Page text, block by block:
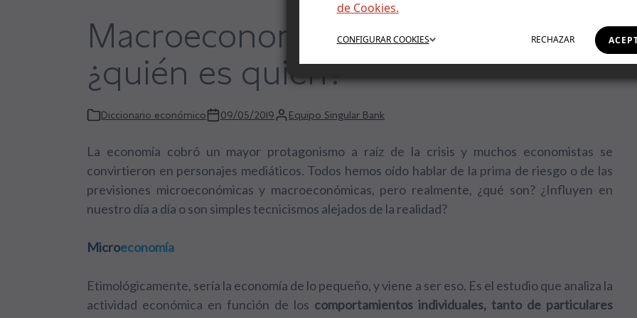
de Cookies.
RECHAZAR
CONFIGURARCOOKIES
Macroeconomía y microeconomía,
¿quién es quién?
Diccionario económico 09/05/2019 Equipo Singular Bank
La economía cobró un mayor protagonismo a raíz de la crisis y muchos economistas se
convirtieron en personajes mediáticos. Todos hemos oído hablar de la prima de riesgo o de las
previsiones microeconómicas y macroeconómicas, pero realmente, ¿qué son? ¿Influyen en
nuestro día a día o son simples tecnicismos alejados de la realidad?
Microeconomía
Etimológicamente, sería la economía de lo pequeño, y viene a ser eso. Es el estudio que analiza la
actividad económica en función de los comportamientos individuales, tanto de particulares